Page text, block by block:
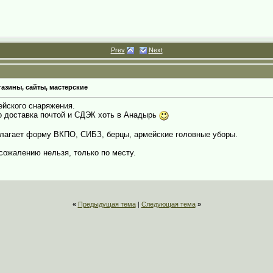
Prev Next
сайты, мастерские
снаряжения.
почтой и СДЭК хоть в Анадырь
форму ВКПО, СИБЗ, берцы, армейские головные уборы.
нельзя, только по месту.
« Предыдущая тема| Следующая тема »